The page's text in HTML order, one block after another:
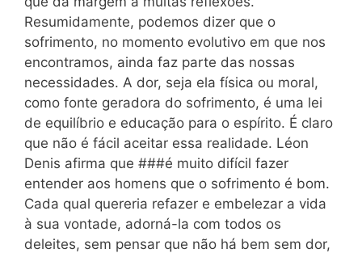
Resumidamente, podemos dizer que o
sofrimento, no momento evolutivo em que nos
encontramos, ainda faz parte das nossas
necessidades. A dor, seja ela física ou moral,
como fonte geradora do sofrimento, é uma lei
de equilíbrio e educação para o espírito. É claro
que não é fácil aceitar essa realidade. Léon
Denis afirma que ###é muito difícil fazer
entender aos homens que o sofrimento é bom.
Cada qual quereria refazer e embelezar a vida
à sua vontade, adorná-la com todos os
deleites, sem pensar que não há bem sem dor,